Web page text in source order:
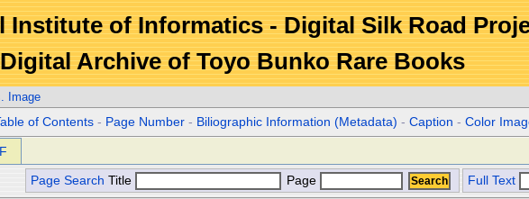
Institute of Informatics - Digital Silk Road
Digital Archive of Toyo Bunko Rare Books
Image
of Contents - Page Number - Biliographic Information (Metadata) -Caption -Color
Page Search Title Page Full Text